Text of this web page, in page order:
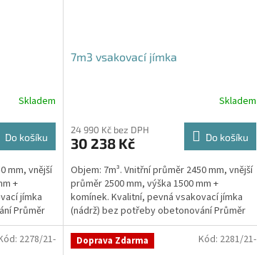
Skladem
Do košíku
mm, vnější
+
jímka
Průměr
7m3 vsakovací jímka
Skladem
24 990 Kč bez DPH
30 238 Kč Do košíku
Objem: 7m³. Vnitřní průměr 2450 mm, vnější
průměr 2500 mm, výška 1500 mm +
komínek. Kvalitní, pevná vsakovací jímka
(nádrž) bez potřeby obetonování Průměr
přítoku a odtoku +...
2278/21- Doprava Zdarma Kód: 2281/21-